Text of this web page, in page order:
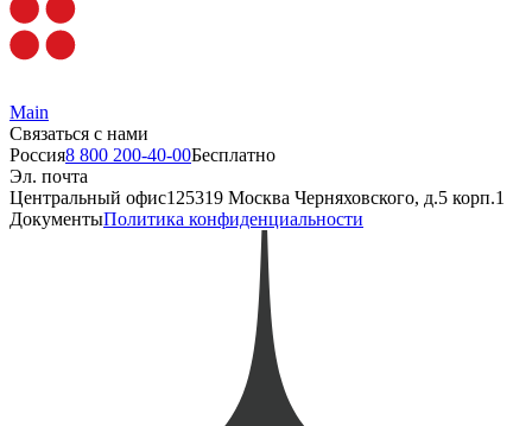
Main
Связаться с нами
Россия8 800 200-40-00Бесплатно
Эл. почта
Центральный офис125319 Москва Черняховского, д.5 корп.1
ДокументыПолитика конфиденциальности